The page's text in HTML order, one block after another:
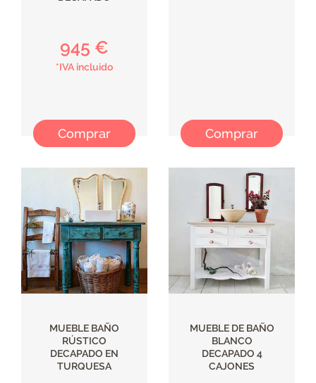
945 €
*IVA incluido
Comprar Comprar
MUEBLE BAÑO
RÚSTICO
DECAPADO EN
TURQUESA
MUEBLE DE BAÑO
BLANCO
DECAPADO 4
CAJONES